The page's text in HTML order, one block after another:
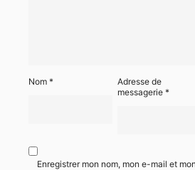
Nom *
Adresse de
messagerie*
Enregistrer mon nom, mon e-mail et